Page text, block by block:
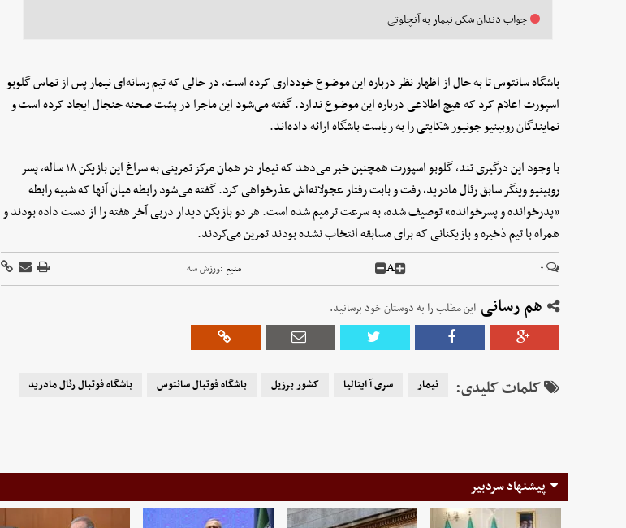
جواب دندان شکن نیمار به آنچلوتی
باشگاه سانتوس تا به حال از اظهار نظر درباره این موضوع خودداری کرده است، در حالی که تیم رسانه‌ای نیمار پس از تماس گلوبو
اسپورت اعلام کرد که هیچ اطلاعی درباره این موضوع ندارد. گفته می‌شود این ماجرا در پشت صحنه جنجال ایجاد کرده است و
نمایندگان روبینیو جونیور شکایتی را به ریاست باشگاه ارائه داده‌اند.
با وجود این درگیری تند، گلوبو اسپورت همچنین خبر می‌دهد که نیمار در همان مرکز تمرینی به سراغ این بازیکن ۱۸ ساله، پسر
روبینیو وینگر سابق رئال مادرید، رفت و بابت رفتار عجولانه‌اش عذرخواهی کرد. گفته می‌شود رابطه میان آنها که شبیه رابطه
«پدرخوانده و پسرخوانده» توصیف شده، به سرعت ترمیم شده است. هر دو بازیکن دیدار دربی آخر هفته را از دست داده بودند و
همراه با تیم ذخیره و بازیکنانی که برای مسابقه انتخاب نشده بودند تمرین می‌کردند.
۰ A منبع :ورزش سه
هم رسانی این مطلب را به دوستان خود برسانید.
کلمات کلیدی: نیمار سری آ ایتالیا کشور برزیل باشگاه فوتبال سانتوس باشگاه فوتبال رئال مادرید
پیشنهاد سردبیر